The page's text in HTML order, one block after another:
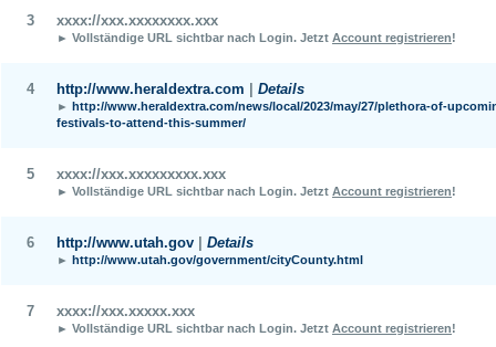
3 xxxx://xxx.xxxxxxxx.xxx
► Vollständige URL sichtbar nach Login. Jetzt Account registrieren!
4 http://www.heraldextra.com Details
► http://www.heraldextra.com/news/local/2023/may/27/plethora-of-
festivals-to-attend-this-summer/
5 xxxx://xxx.xxxxxxxxx.xxx
► Vollständige URL sichtbar nach Login. Jetzt Account registrieren!
6 http://www.utah.gov Details
► http://www.utah.gov/government/cityCounty.html
7 xxxx://xxx.xxxxx.xxx
► Vollständige URL sichtbar nach Login. Jetzt Account registrieren!